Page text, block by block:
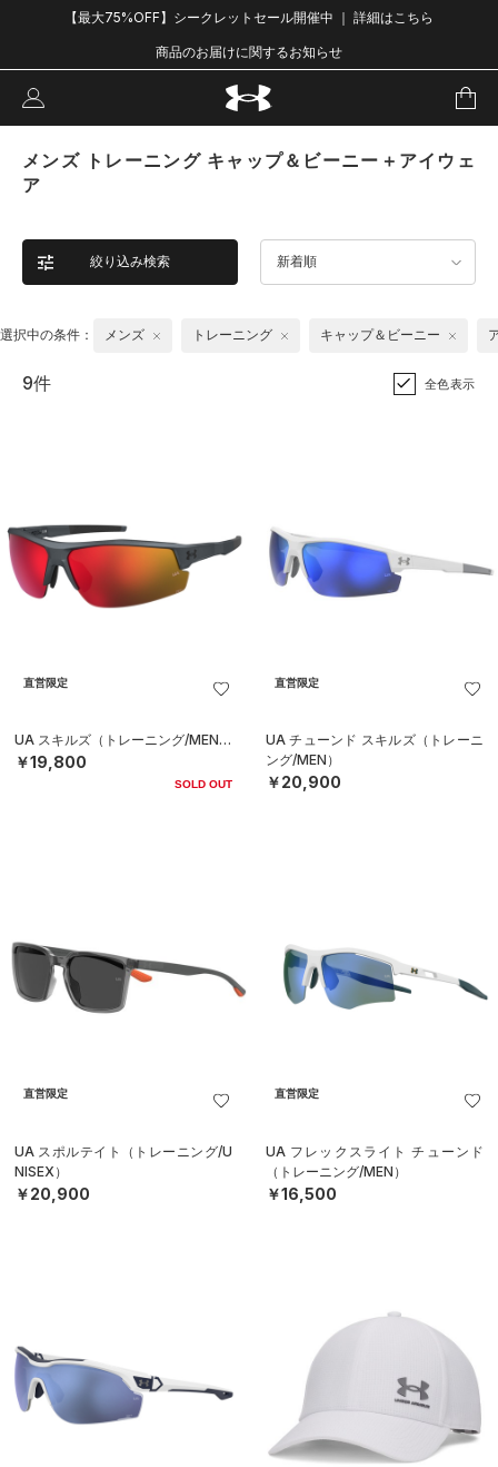
【最大75%OFF】シークレットセール開催中 ｜ 詳細はこちら
商品のお届けに関するお知らせ
メンズ トレーニング キャップ＆ビーニー＋アイウェ
ア
絞り込み検索 新着順
選択中の条件： メンズ トレーニング キャップ＆ビーニー
9件 全色表示
直営限定
UA スキルズ（トレーニング/MEN）
￥19,800
SOLD OUT
直営限定
UA チューンド スキルズ（トレーニ
ング/MEN）
￥20,900
直営限定
UA スポルテイト（トレーニング/U
NISEX）
￥20,900
直営限定
UA フレックスライト チューンド
（トレーニング/MEN）
￥16,500